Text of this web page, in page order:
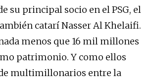
su principal socio en el PSG, el
catarí Nasser Al Khelaifi.
menos que 16 mil millones
patrimonio. Y como ellos
multimillonarios entre la